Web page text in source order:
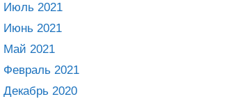
Июль 2021
Июнь 2021
Май 2021
Февраль 2021
Декабрь 2020